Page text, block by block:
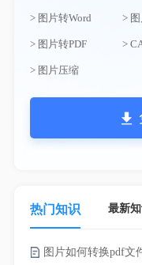
> 图片转Word >
> 图片转PDF >
> 图片压缩
热门知识 最新